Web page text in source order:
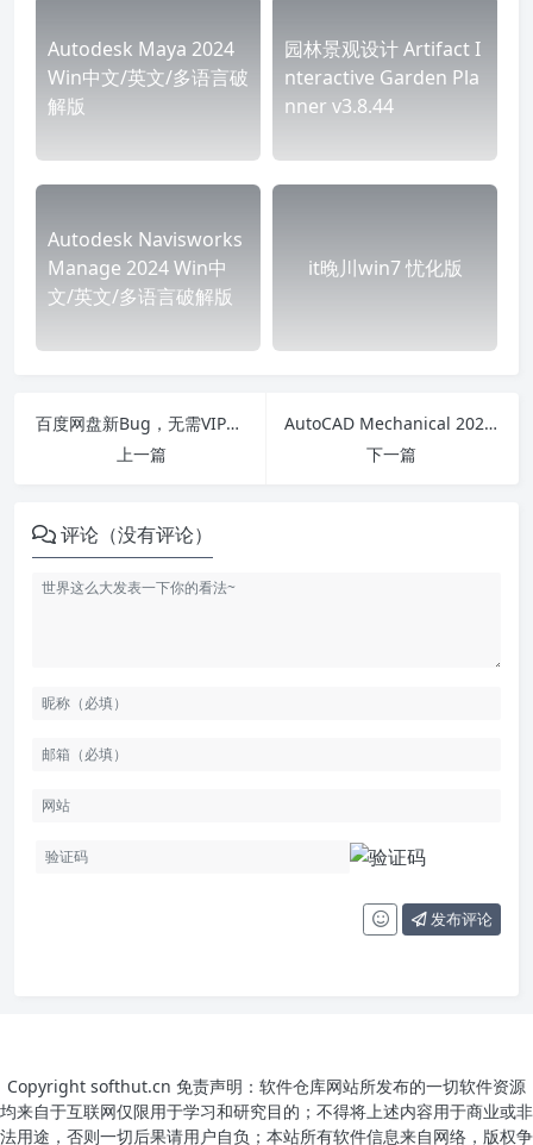
Autodesk Maya 2024
Win中文/英文/多语言破
解版
园林景观设计 Artifact I
nteractive Garden Pla
nner v3.8.44
Autodesk Navisworks
Manage 2024 Win中
文/英文/多语言破解版
it晚川win7 忧化版
百度网盘新Bug，无需VIP实现网盘文件不限速下载的方法
上一篇
AutoCAD Mechanical 2024 欧特克机械设计软件特别版
下一篇
评论（没有评论）
发布评论
Copyright softhut.cn 免责声明：软件仓库网站所发布的一切软件资源
均来自于互联网仅限用于学习和研究目的；不得将上述内容用于商业或非
法用途，否则一切后果请用户自负；本站所有软件信息来自网络，版权争